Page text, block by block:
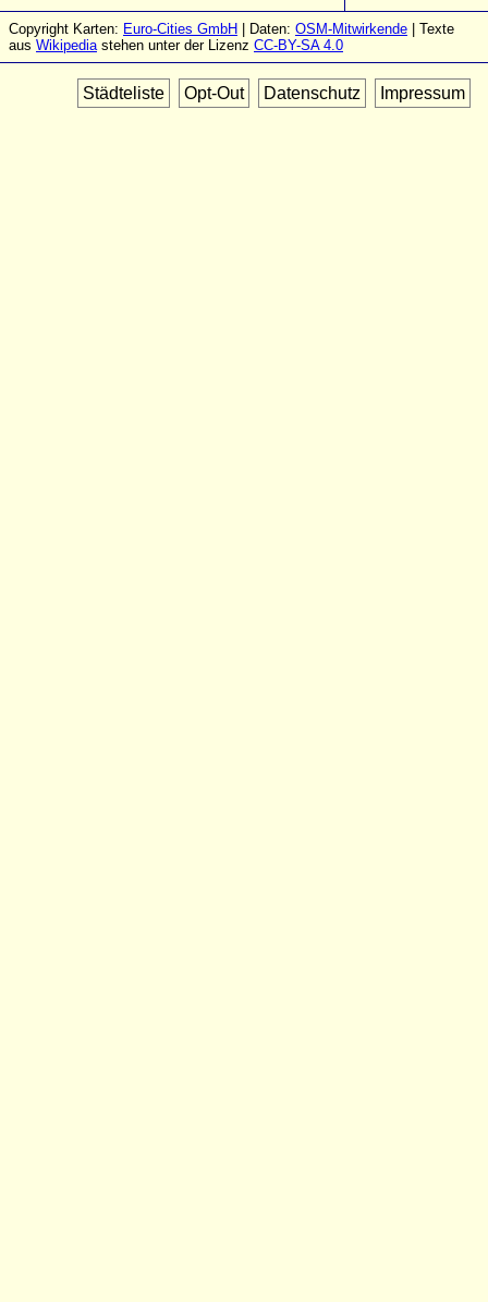
Copyright Karten: Euro-Cities GmbH | Daten: OSM-Mitwirkende | Texte
aus Wikipediastehen unter der Lizenz CC-BY-SA 4.0
Städteliste Opt-Out Datenschutz Impressum